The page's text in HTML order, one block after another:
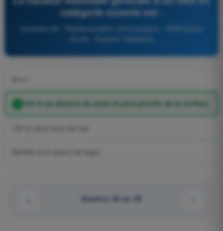
catégorie ouverte est :
120 m au-dessus du point le plus proche de la surface.
Question 46 sur 58